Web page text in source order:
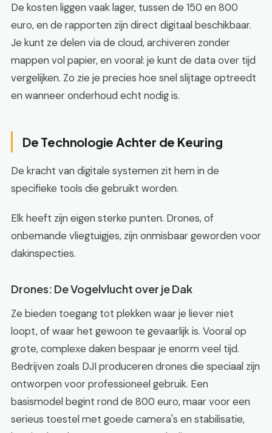
De kosten liggen vaak lager, tussen de 150 en 800
euro, en de rapporten zijn direct digitaal beschikbaar.
Je kunt ze delen via de cloud, archiveren zonder
mappen vol papier, en vooral: je kunt de data over tijd
vergelijken. Zo zie je precies hoe snel slijtage optreedt
en wanneer onderhoud echt nodig is.
De Technologie Achter de Keuring
De kracht van digitale systemen zit hem in de
specifieke tools die gebruikt worden.
Elk heeft zijn eigen sterke punten. Drones, of
onbemande vliegtuigjes, zijn onmisbaar geworden voor
dakinspecties.
Drones: De Vogelvlucht over je Dak
Ze bieden toegang tot plekken waar je liever niet
loopt, of waar het gewoon te gevaarlijk is. Vooral op
grote, complexe daken bespaar je enorm veel tijd.
Bedrijven zoals DJI produceren drones die speciaal zijn
ontworpen voor professioneel gebruik. Een
basismodel begint rond de 800 euro, maar voor een
serieus toestel met goede camera's en stabilisatie,